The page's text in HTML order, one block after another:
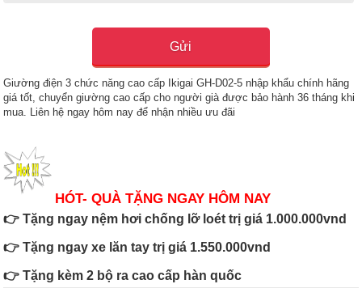
Giường điện 3 chức năng cao cấp Ikigai GH-D02-5 nhập khẩu chính hãng
giá tốt, chuyển giường cao cấp cho người già được bảo hành 36 tháng khi
mua. Liên hệ ngay hôm nay để nhận nhiều ưu đãi
HÓT- QUÀ TẶNG NGAY HÔM NAY
👉 Tặng ngay nệm hơi chống lỡ loét trị giá 1.000.000vnd
👉 Tặng ngay xe lăn tay trị giá 1.550.000vnd
👉 Tặng kèm 2 bộ ra cao cấp hàn quốc